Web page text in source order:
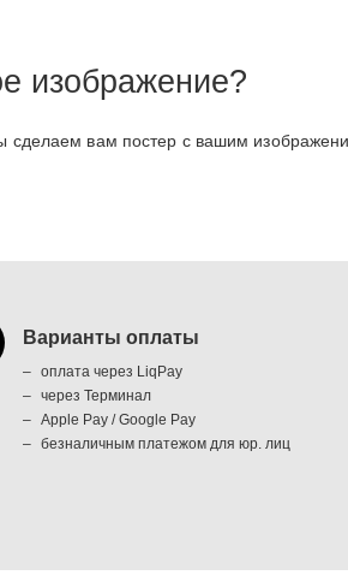
изображение?
сделаем вам постер с вашим
Варианты оплаты
оплата через LiqPay
через Терминал
Apple Pay / Google Pay
безналичным платежом для юр. лиц